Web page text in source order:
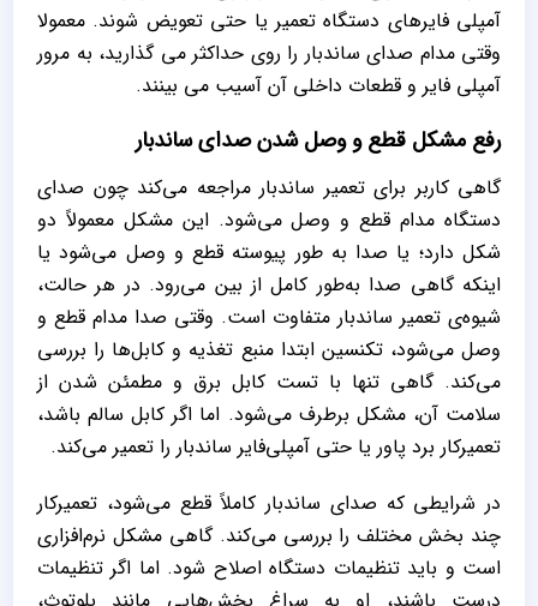
آمپلی فایرهای دستگاه تعمیر یا حتی تعویض شوند. معمولا
وقتی مدام صدای ساندبار را روی حداکثر می گذارید، به مرور
آمپلی فایر و قطعات داخلی آن آسیب می بینند.
رفع مشکل قطع و وصل شدن صدای ساندبار
گاهی کاربر برای تعمیر ساندبار مراجعه می‌کند چون صدای
دستگاه مدام قطع و وصل می‌شود. این مشکل معمولاً دو
شکل دارد؛ یا صدا به طور پیوسته قطع و وصل می‌شود یا
اینکه گاهی صدا به‌طور کامل از بین می‌رود. در هر حالت،
شیوه‌ی تعمیر ساندبار متفاوت است. وقتی صدا مدام قطع و
وصل می‌شود، تکنسین ابتدا منبع تغذیه و کابل‌ها را بررسی
می‌کند. گاهی تنها با تست کابل برق و مطمئن شدن از
سلامت آن، مشکل برطرف می‌شود. اما اگر کابل سالم باشد،
تعمیرکار برد پاور یا حتی آمپلی‌فایر ساندبار را تعمیر می‌کند.
در شرایطی که صدای ساندبار کاملاً قطع می‌شود، تعمیرکار
چند بخش مختلف را بررسی می‌کند. گاهی مشکل نرم‌افزاری
است و باید تنظیمات دستگاه اصلاح شود. اما اگر تنظیمات
درست باشند، او به سراغ بخش‌هایی مانند بلوتوث،